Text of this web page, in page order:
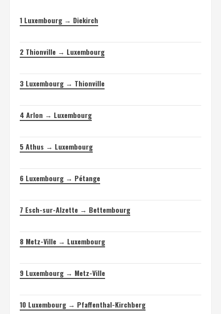
1 Luxembourg → Diekirch
2 Thionville → Luxembourg
3 Luxembourg → Thionville
4 Arlon → Luxembourg
5 Athus → Luxembourg
6 Luxembourg → Pétange
7 Esch-sur-Alzette → Bettembourg
8 Metz-Ville → Luxembourg
9 Luxembourg → Metz-Ville
10 Luxembourg → Pfaffenthal-Kirchberg